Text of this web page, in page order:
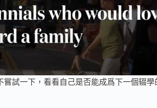
嘗試一下，看看自己是否能成爲下一個辍學